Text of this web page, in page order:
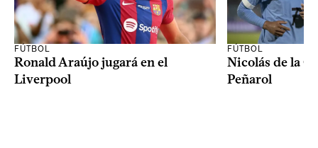
FÚTBOL
Ronald Araújo jugará en el
Liverpool
FÚTBOL
Nicolás de la
Peñarol